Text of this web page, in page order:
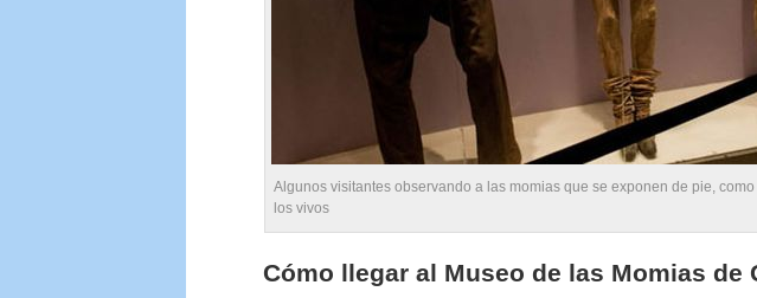
Algunos visitantes observando a las momias que se exponen de pie,
los vivos
Cómo llegar al Museo de las Momias de